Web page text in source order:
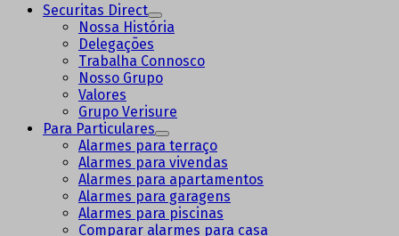
Securitas Direct
Nossa História
Delegações
Trabalha Connosco
Nosso Grupo
Valores
Grupo Verisure
Para Particulares
Alarmes para terraço
Alarmes para vivendas
Alarmes para apartamentos
Alarmes para garagens
Alarmes para piscinas
Comparar alarmes para casa